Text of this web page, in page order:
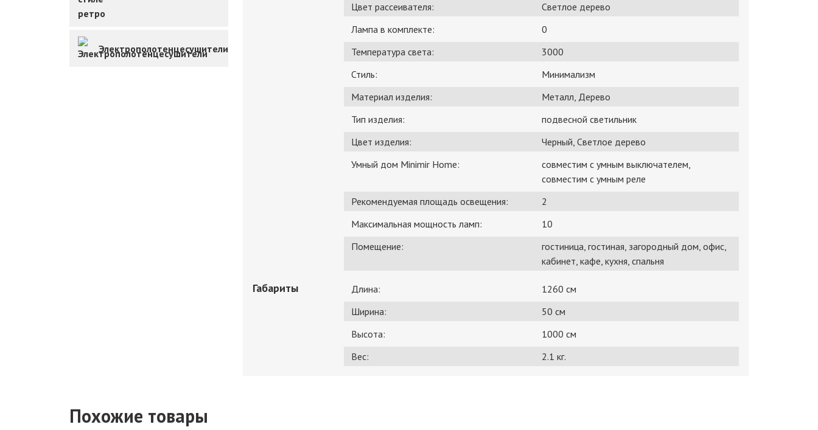
Электрополотенцесушители
Цвет рассеивателя:
Светлое дерево
Лампа в комплекте:
0
Температура света:
3000
Стиль:
Минимализм
Материал изделия:
Металл, Дерево
Тип изделия:
подвесной светильник
Цвет изделия:
Черный, Светлое дерево
Умный дом Minimir Home:
совместим с умным выключателем,
совместим с умным реле
Рекомендуемая площадь освещения:
2
Максимальная мощность ламп:
10
Помещение:
гостиница, гостиная, загородный дом, офис,
кабинет, кафе, кухня, спальня
Габариты Длина:
1260 см
Ширина:
50 см
Высота:
1000 см
Вес:
2.1 кг.
Похожие товары